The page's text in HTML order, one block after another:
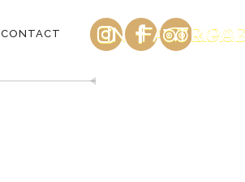
CONTACT INSTAGRAM